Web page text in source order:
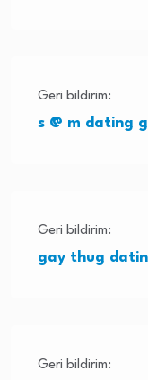
Geri bildirim:
s @ m dating
Geri bildirim:
gay thug
Geri bildirim: